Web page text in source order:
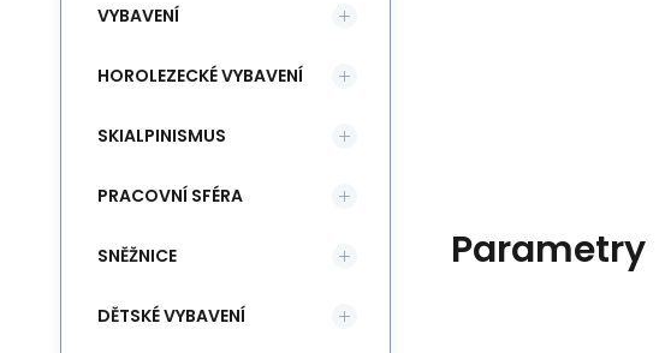
Parametry
VYBAVENÍ
HOROLEZECKÉ VYBAVENÍ
SKIALPINISMUS
PRACOVNÍ SFÉRA
SNĚŽNICE
DĚTSKÉ VYBAVENÍ